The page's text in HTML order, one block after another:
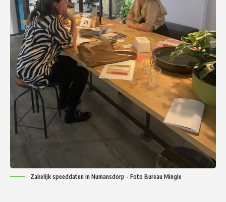
Zakelijk speeddaten in Numansdorp - Foto Bureau Mingle